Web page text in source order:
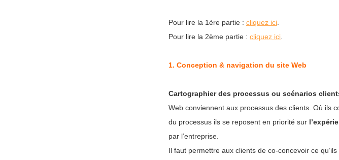
Pour lire la 1ère partie : cliquez ici
Pour lire la 2ème partie : cliquez ici
1. Conception & navigation du site Web
Cartographier des processus ou scénarios
Web conviennent aux processus des clients. Où ils
du processus ils se reposent en priorité sur
par l’entreprise.
Il faut permettre aux clients de co-concevoir ce